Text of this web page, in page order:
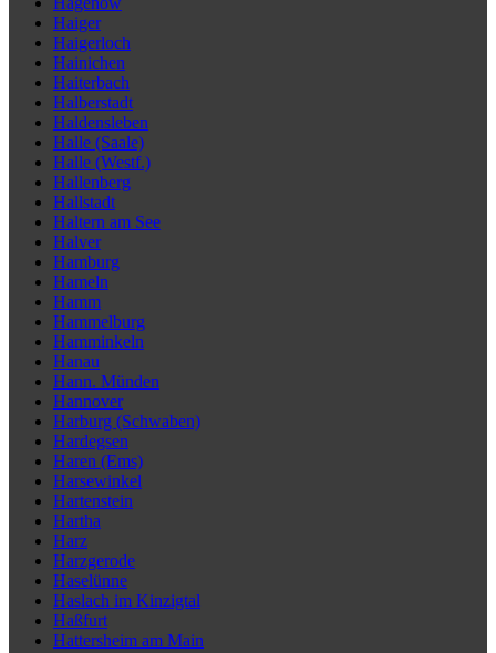
Haiger
Haigerloch
Hainichen
Haiterbach
Halberstadt
Haldensleben
Halle (Saale)
Halle (Westf.)
Hallenberg
Hallstadt
Haltern am See
Halver
Hamburg
Hameln
Hamm
Hammelburg
Hamminkeln
Hanau
Hann. Münden
Hannover
Harburg (Schwaben)
Hardegsen
Haren (Ems)
Harsewinkel
Hartenstein
Hartha
Harz
Harzgerode
Haselünne
Haslach im Kinzigtal
Haßfurt
Hattersheim am Main